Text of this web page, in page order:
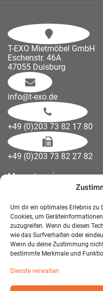
Um dir ein optimales Erlebnis zu
Cookies, um
zuzugreifen. Wenn du diesen
wie das Surfverhalten oder
Wenn du deine Zustimmung
bestimmte Merkmale und
Dienste verwalten
T-EXO Mietmöbel GmbH
Eschenstr. 46A
47055 Duisburg
info@t-exo.de
+49 (0)203 73 82 17 80
+49 (0)203 73 82 27 82
Messetermine
Downloads
Wandelemente
Über uns
Impressum
Datenschutzerklärung